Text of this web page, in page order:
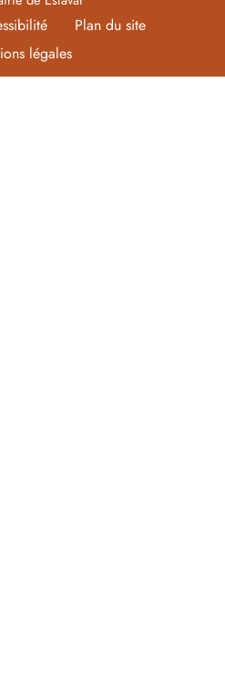
Plan du site
légales